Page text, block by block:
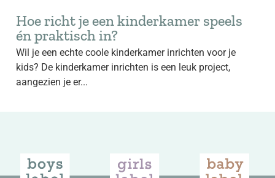
Hoe richt je een kinderkamer speels
én praktisch in?
Wil je een echte coole kinderkamer inrichten voor je
kids? De kinderkamer inrichten is een leuk project,
aangezien je er...